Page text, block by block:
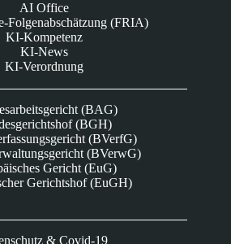
AI Office
Folgenabschätzung (FRIA)
KI-Kompetenz
KI-News
KI-Verordnung
(BAG)
(BGH)
(BVerfG)
(BVerwG)
Gericht (EuG)
Gerichtshof (EuGH)
& Covid-19